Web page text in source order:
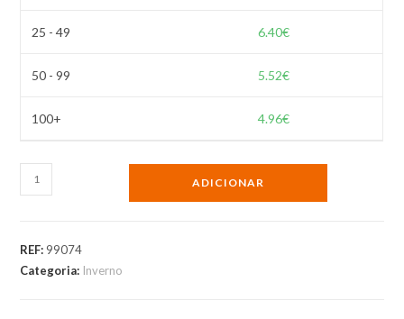
25 - 49 6.40€
50 - 99 5.52€
100+ 4.96€
ADICIONAR
REF: 99074
Categoria: Inverno